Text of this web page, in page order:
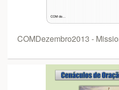
COMDezembro2013 -